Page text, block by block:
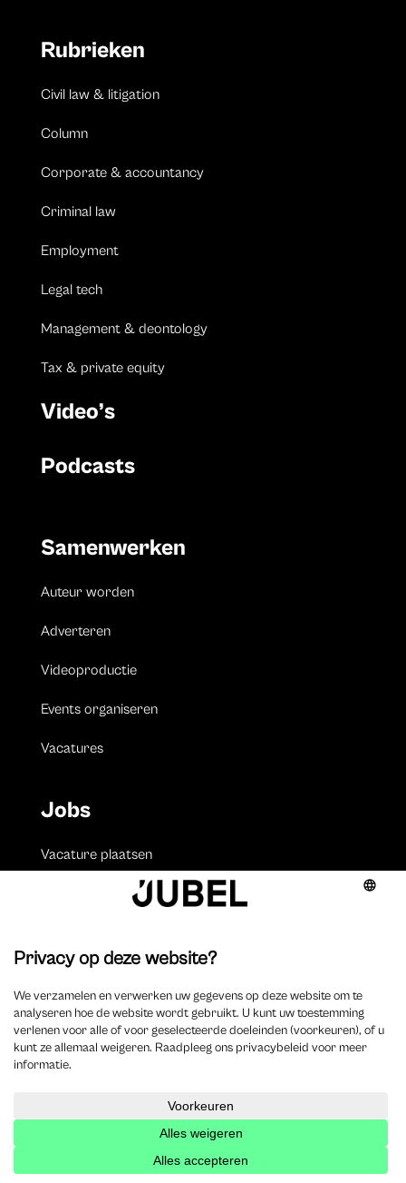
Rubrieken
Civil law & litigation
Column
Corporate & accountancy
Criminal law
Employment
Legal tech
Management & deontology
Tax & private equity
Video’s
Podcasts
Samenwerken
Auteur worden
Adverteren
Videoproductie
Events organiseren
Vacatures
Jobs
Vacature plaatsen
Volgen Volgen
Over ons
Jubel